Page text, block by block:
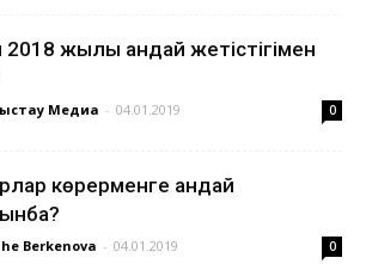
жылы қандай жетістігімен
Медиа - 04.01.2019 0
көрерменге қандай
Berkenova - 04.01.2019 0